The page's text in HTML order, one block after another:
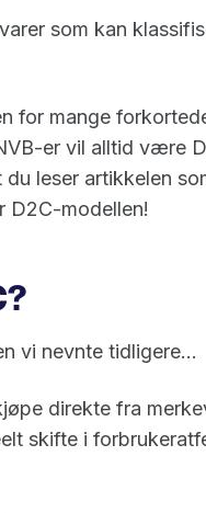
som kan
for mange
er vil alltid være
leser artikkelen
D2C-modellen!
vi nevnte tidligere...
direkte fra
skifte i